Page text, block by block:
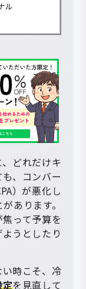
ル
どれだけキ
、コンバー
）が悪化し
あります。
って予算を
うとしたり
時こそ、冷
定を見直して